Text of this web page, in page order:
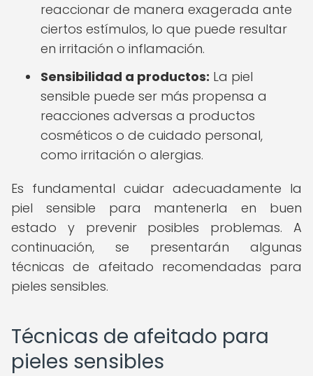
reaccionar de manera exagerada ante
ciertos estímulos, lo que puede resultar
en irritación o inflamación.
Sensibilidad a productos: La piel
sensible puede ser más propensa a
reacciones adversas a productos
cosméticos o de cuidado personal,
como irritación o alergias.
Es fundamental cuidar adecuadamente la
piel sensible para mantenerla en buen
estado y prevenir posibles problemas. A
continuación, se presentarán algunas
técnicas de afeitado recomendadas para
pieles sensibles.
Técnicas de afeitado para
pieles sensibles